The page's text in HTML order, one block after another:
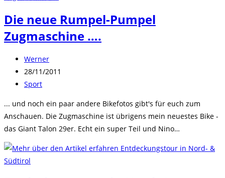
Die neue Rumpel-Pumpel
Zugmaschine ….
Beitrags-
Autor:
Werner
Beitrag
veröffentlicht:
28/11/2011
Beitrags-
Sport
... und noch ein paar andere Bikefotos gibt's für euch zum
Anschauen. Die Zugmaschine ist übrigens mein neuestes Bike -
das Giant Talon 29er. Echt ein super Teil und Nino…